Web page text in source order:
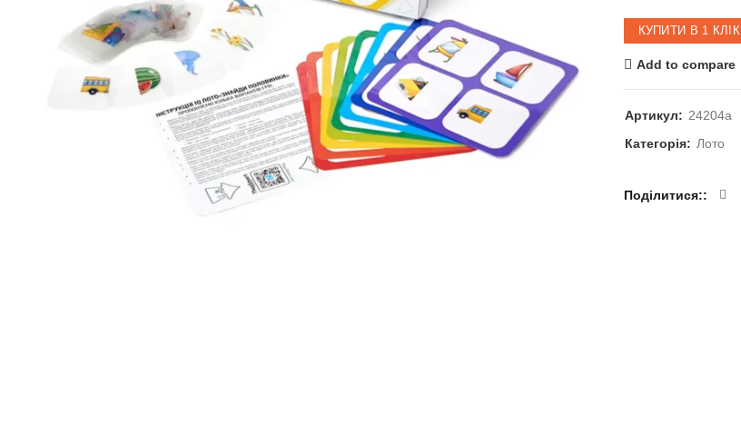
КУПИТИ В 1 КЛІК
Add to compare
Артикул: 24204a
Категорія: Лото
Поділитися: